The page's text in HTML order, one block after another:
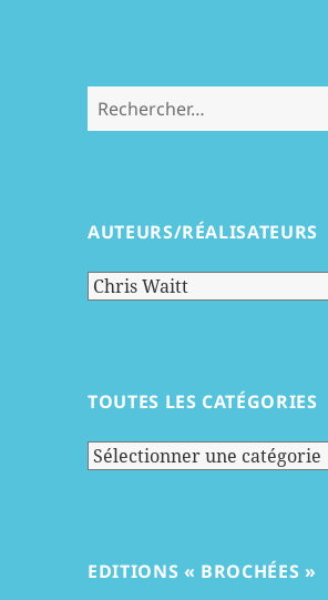
Rechercher :
AUTEURS/RÉALISATEURS
TOUTES LES CATÉGORIES
Toutes
EDITIONS « BROCHÉES »